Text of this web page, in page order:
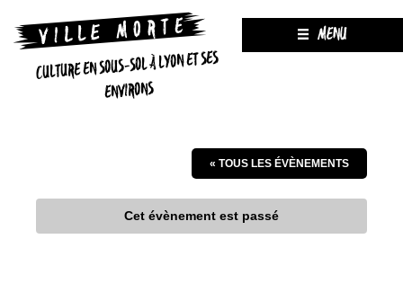
CULTURE EN SOUS-SOL À LYON ET SES
ENVIRONS
MENU
« TOUS LES ÉVÈNEMENTS
Cet évènement est passé